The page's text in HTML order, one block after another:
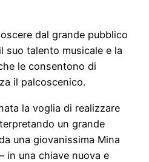
dal grande pubblico
suo talento musicale e la
le consentono di
il palcoscenico.
la voglia di realizzare
un grande
una giovanissima Mina
in una chiave nuova e